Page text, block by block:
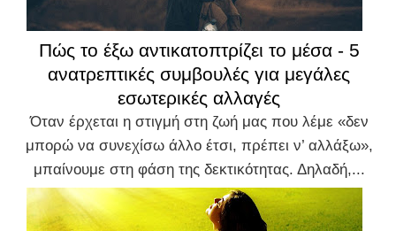
Πώς το έξω αντικατοπτρίζει το μέσα - 5
ανατρεπτικές συμβουλές για μεγάλες
εσωτερικές αλλαγές
Όταν έρχεται η στιγμή στη ζωή μας που λέμε «δεν
μπορώ να συνεχίσω άλλο έτσι, πρέπει ν’ αλλάξω»,
μπαίνουμε στη φάση της δεκτικότητας. Δηλαδή,...